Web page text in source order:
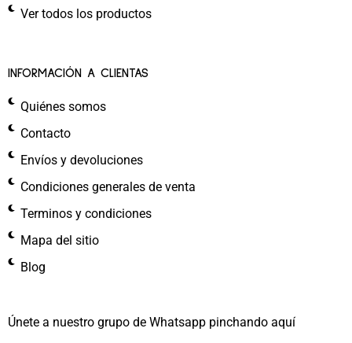
Ver todos los productos
INFORMACIÓN A CLIENTAS
Quiénes somos
Contacto
Envíos y devoluciones
Condiciones generales de venta
Terminos y condiciones
Mapa del sitio
Blog
Únete a nuestro grupo de Whatsapp pinchando aquí​